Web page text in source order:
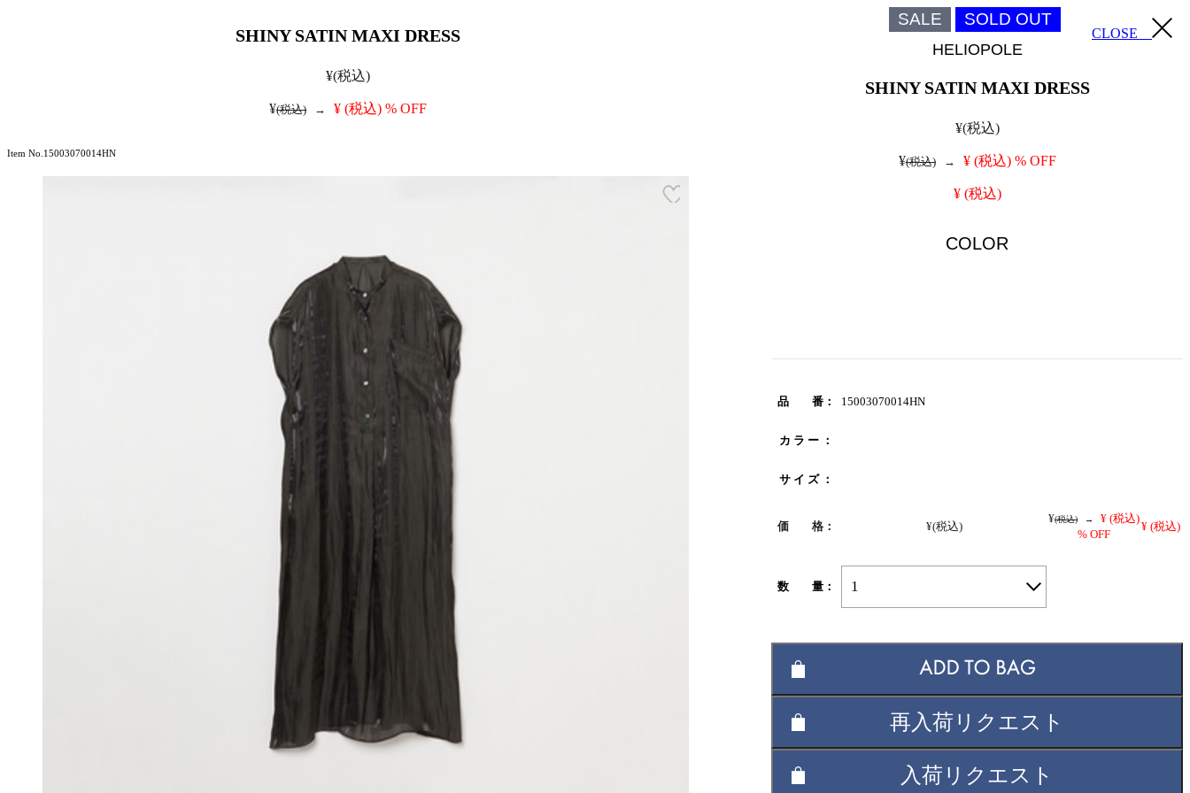
SHINY SATIN MAXI DRESS
¥(税込)
¥(税込) → ¥ (税込) % OFF
Item No.15003070014HN
SALE SOLD OUT
HELIOPOLE
SHINY SATIN MAXI DRESS
¥(税込)
¥(税込) → ¥ (税込) % OFF
¥ (税込)
COLOR
品 番： 15003070014HN
カ ラ ー ：
サ イ ズ ：
価 格： ¥(税込)
¥(税込) → ¥ (税込)
% OFF
¥ (税込)
数 量： 1
再入荷リクエスト
入荷リクエスト
CLOSE